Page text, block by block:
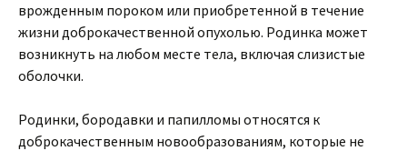
врожденным пороком или приобретенной в течение
жизни доброкачественной опухолью. Родинка может
возникнуть на любом месте тела, включая слизистые
оболочки.
Родинки, бородавки и папилломы относятся к
доброкачественным новообразованиям, которые не